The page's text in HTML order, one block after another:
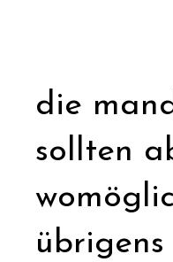
die
sollten